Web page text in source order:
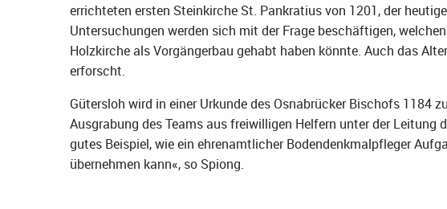
errichteten ersten Steinkirche St. Pankratius von 1201, der
Untersuchungen werden sich mit der Frage beschäftigen,
Holzkirche als Vorgängerbau gehabt haben könnte. Auch das
erforscht.
Gütersloh wird in einer Urkunde des Osnabrücker Bischofs 1184
Ausgrabung des Teams aus freiwilligen Helfern unter der Leitung
gutes Beispiel, wie ein ehrenamtlicher Bodendenkmalpfleger
übernehmen kann«, so Spiong.